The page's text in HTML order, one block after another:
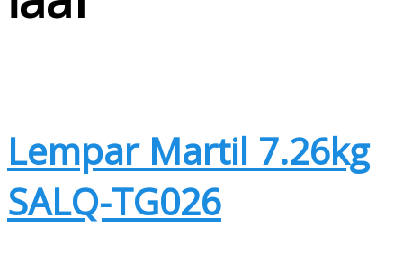
Lempar Martil 7.26kg
SALQ-TG026